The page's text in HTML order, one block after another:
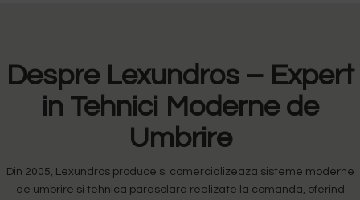
Despre Lexundros – Expert
in Tehnici Moderne de
Umbrire
Din 2005, Lexundros produce si comercializeaza sisteme moderne
de umbrire si tehnica parasolara realizate la comanda, oferind